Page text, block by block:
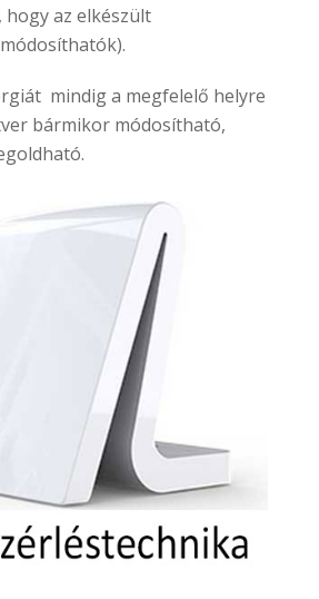
az elkészült
mindig a megfelelő helyre
bármikor módosítható,